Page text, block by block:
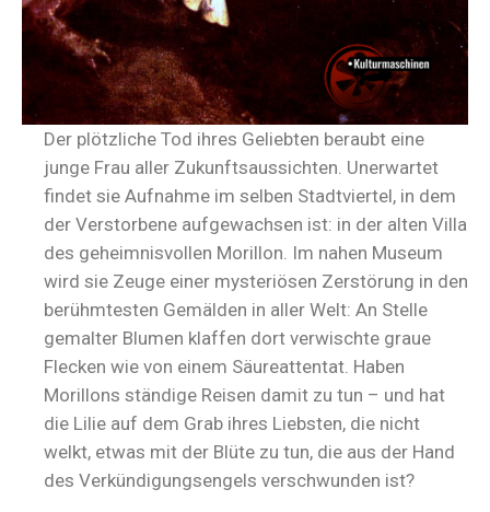
Der plötzliche Tod ihres Geliebten beraubt eine
junge Frau aller Zukunftsaussichten. Unerwartet
findet sie Aufnahme im selben Stadtviertel, in dem
der Verstorbene aufgewachsen ist: in der alten Villa
des geheimnisvollen Morillon. Im nahen Museum
wird sie Zeuge einer mysteriösen Zerstörung in den
berühmtesten Gemälden in aller Welt: An Stelle
gemalter Blumen klaffen dort verwischte graue
Flecken wie von einem Säureattentat. Haben
Morillons ständige Reisen damit zu tun – und hat
die Lilie auf dem Grab ihres Liebsten, die nicht
welkt, etwas mit der Blüte zu tun, die aus der Hand
des Verkündigungsengels verschwunden ist?